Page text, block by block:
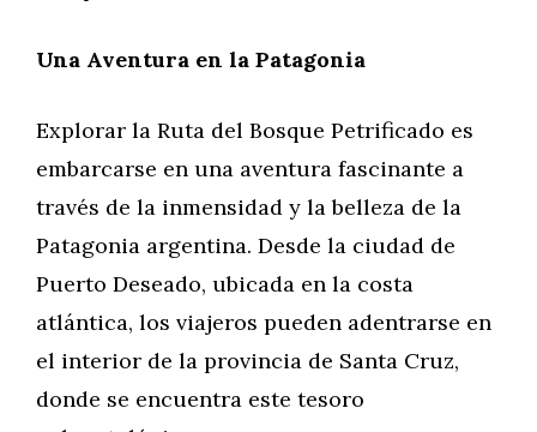
Una Aventura en la Patagonia
Explorar la Ruta del Bosque Petrificado es
embarcarse en una aventura fascinante a
través de la inmensidad y la belleza de la
Patagonia argentina. Desde la ciudad de
Puerto Deseado, ubicada en la costa
atlántica, los viajeros pueden adentrarse en
el interior de la provincia de Santa Cruz,
donde se encuentra este tesoro